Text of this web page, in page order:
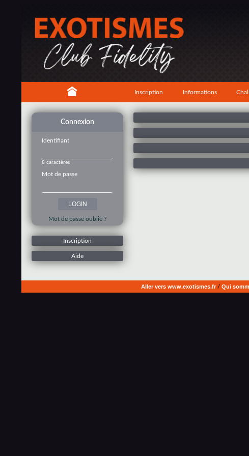
Inscription Informations
Connexion
Identifiant
8 caractères
Mot de passe
Mot de passe oublié ?
Inscription
Aide
Aller vers www.exotismes.fr/ Qui